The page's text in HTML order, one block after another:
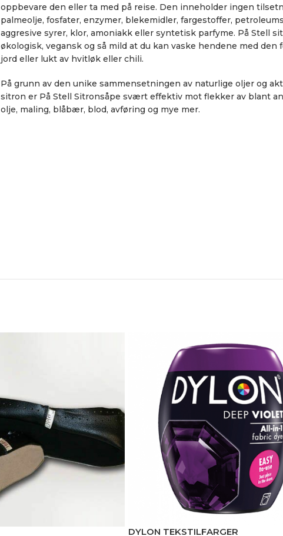
oppbevare den eller ta med på reise. Den inneholder ingen
palmeolje, fosfater, enzymer, blekemidler, fargestoffer,
aggresive syrer, klor, amoniakk eller syntetisk parfyme. På Stell
økologisk, vegansk og så mild at du kan vaske hendene med den
jord eller lukt av hvitløk eller chili.
På grunn av den unike sammensetningen av naturlige oljer og
sitron er På Stell Sitronsåpe svært effektiv mot flekker av blant
olje, maling, blåbær, blod, avføring og mye mer.
DYLON TEKSTILFARGER